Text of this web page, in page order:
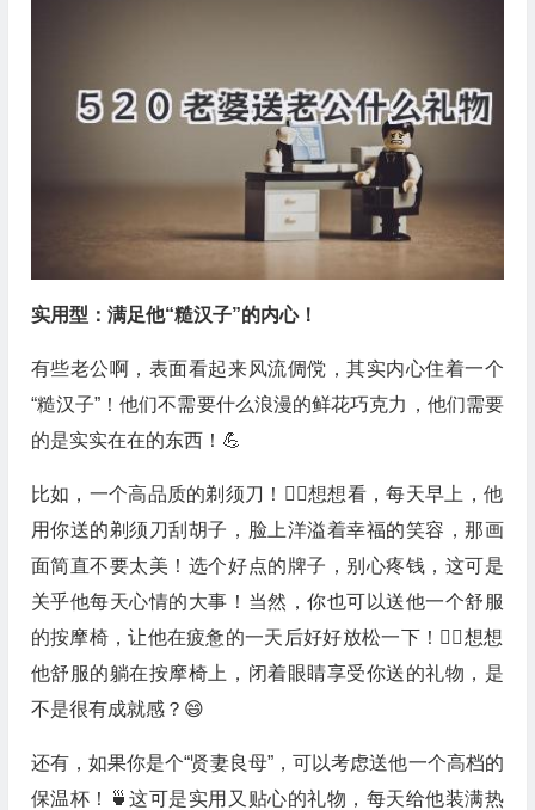
实用型：满足他“糙汉子”的内心！
有些老公啊，表面看起来风流倜傥，其实内心住着一个
“糙汉子”！他们不需要什么浪漫的鲜花巧克力，他们需要
的是实实在在的东西！💪
比如，一个高品质的剃须刀！🧖‍♂️想想看，每天早上，他
用你送的剃须刀刮胡子，脸上洋溢着幸福的笑容，那画
面简直不要太美！选个好点的牌子，别心疼钱，这可是
关乎他每天心情的大事！当然，你也可以送他一个舒服
的按摩椅，让他在疲惫的一天后好好放松一下！💆‍♂️想想
他舒服的躺在按摩椅上，闭着眼睛享受你送的礼物，是
不是很有成就感？😄
还有，如果你是个“贤妻良母”，可以考虑送他一个高档的
保温杯！🍵这可是实用又贴心的礼物，每天给他装满热